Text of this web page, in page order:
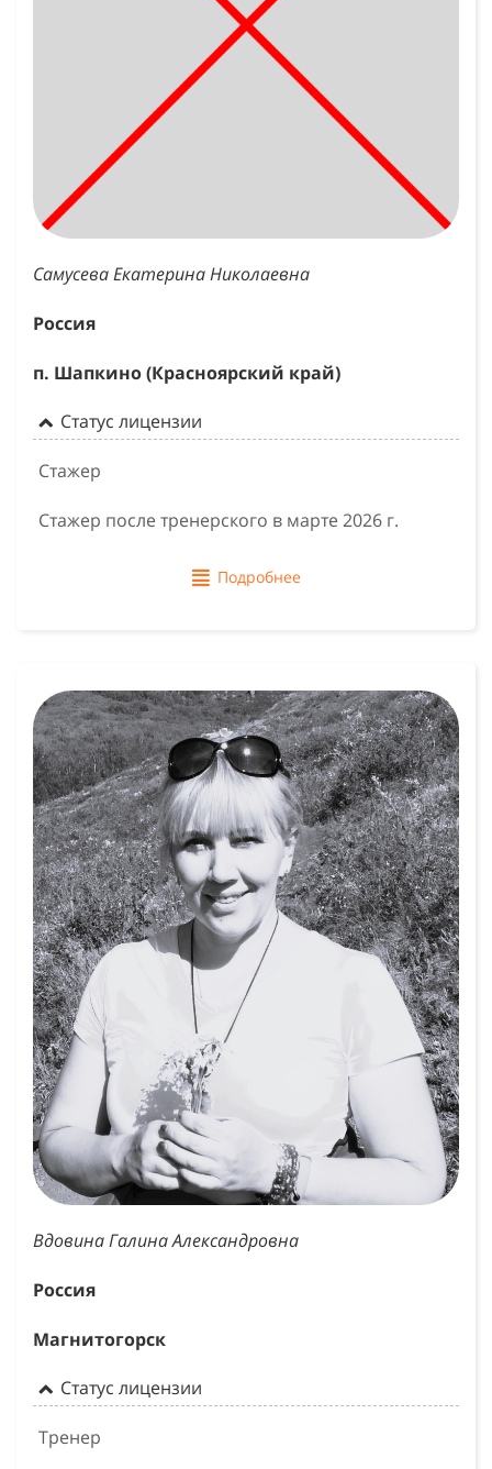
Самусева Екатерина Николаевна
Россия
п. Шапкино (Красноярский край)
Статус лицензии
Стажер
Стажер после тренерского в марте 2026 г.
Подробнее
Вдовина Галина Александровна
Россия
Магнитогорск
Статус лицензии
Тренер